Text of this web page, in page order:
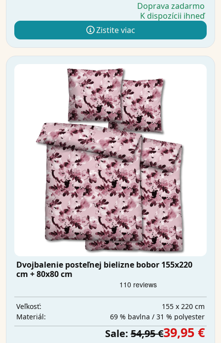
Doprava zadarmo
K dispozícii ihneď
Zistite viac
Dvojbalenie posteľnej bielizne bobor 155x220
cm + 80x80 cm
Veľkosť:
155 x 220 cm
Materiál:
69 % bavlna / 31 % polyester
Sale: 54,95 €39,95 €